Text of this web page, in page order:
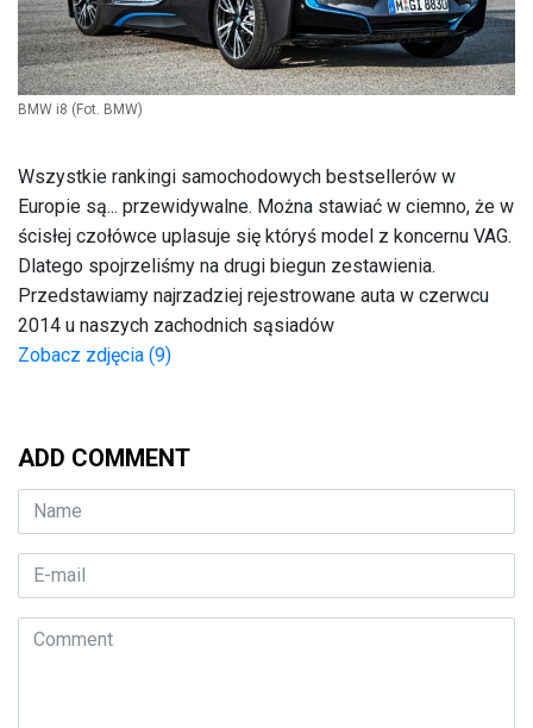
BMW i8 (Fot. BMW)
Wszystkie rankingi samochodowych bestsellerów w
Europie są... przewidywalne. Można stawiać w ciemno, że w
ścisłej czołówce uplasuje się któryś model z koncernu VAG.
Dlatego spojrzeliśmy na drugi biegun zestawienia.
Przedstawiamy najrzadziej rejestrowane auta w czerwcu
2014 u naszych zachodnich sąsiadów
Zobacz zdjęcia (9)
ADD COMMENT